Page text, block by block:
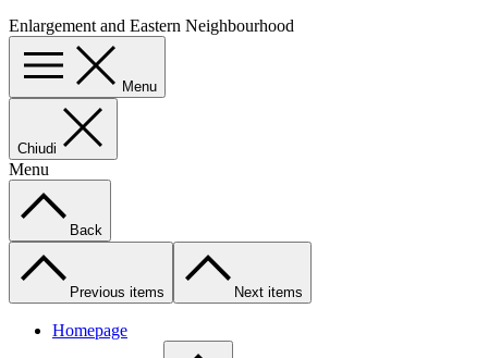
Enlargement and Eastern Neighbourhood
Menu
Chiudi
Menu
Back
Previous items Next items
Homepage